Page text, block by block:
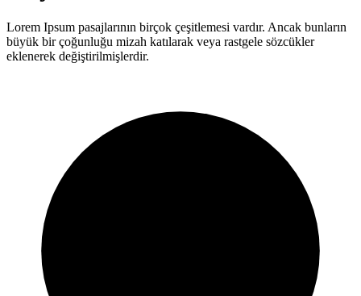
Lorem Ipsum pasajlarının birçok çeşitlemesi vardır. Ancak bunların
büyük bir çoğunluğu mizah katılarak veya rastgele sözcükler
eklenerek değiştirilmişlerdir.